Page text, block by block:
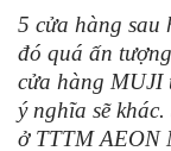
5 cửa hàng sau
đó quá ấn
cửa hàng MUJI
ý nghĩa sẽ
ở TTTM AEON